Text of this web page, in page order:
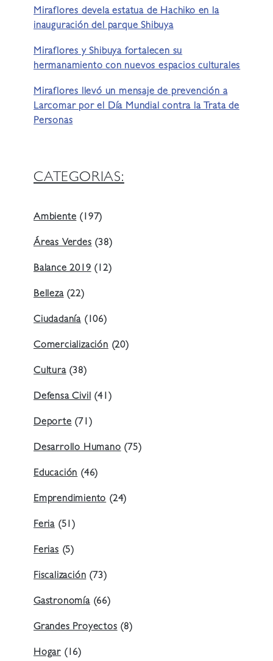
Miraflores devela estatua de Hachiko en la
inauguración del parque Shibuya
Miraflores y Shibuya fortalecen su
hermanamiento con nuevos espacios culturales
Miraflores llevó un mensaje de prevención a
Larcomar por el Día Mundial contra la Trata de
Personas
CATEGORIAS:
Ambiente(197)
Áreas Verdes(38)
Balance 2019(12)
Belleza(22)
Ciudadanía (106)
Comercialización(20)
Cultura(38)
Defensa Civil(41)
Deporte(71)
Desarrollo Humano(75)
Educación(46)
Emprendimiento(24)
Feria (51)
Ferias(5)
Fiscalización(73)
Gastronomía(66)
Grandes Proyectos(8)
Hogar (16)